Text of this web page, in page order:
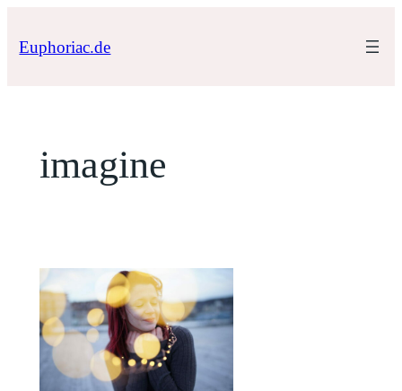
Inhalt
Euphoriac.de
imagine